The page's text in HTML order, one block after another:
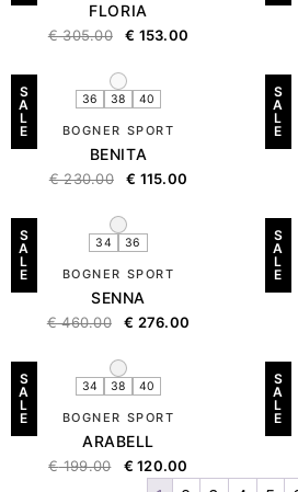
FLORIA
€305.00 € 153.00
S
A
L
E
36 38 40
BOGNER SPORT
BENITA
€230.00 € 115.00
S
A
L
E
S
A
L
E
34 36
BOGNER SPORT
SENNA
€460.00 € 276.00
S
A
L
E
S
A
L
E
34 38 40
BOGNER SPORT
ARABELL
€199.00 € 120.00
S
A
L
E